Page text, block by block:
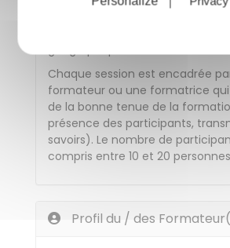
Chaque session est encadrée
formateur ou une formatrice
de la bonne tenue de la
présence des participants,
savoirs). Le nombre de
compris entre 10 et 20
Profil du / des